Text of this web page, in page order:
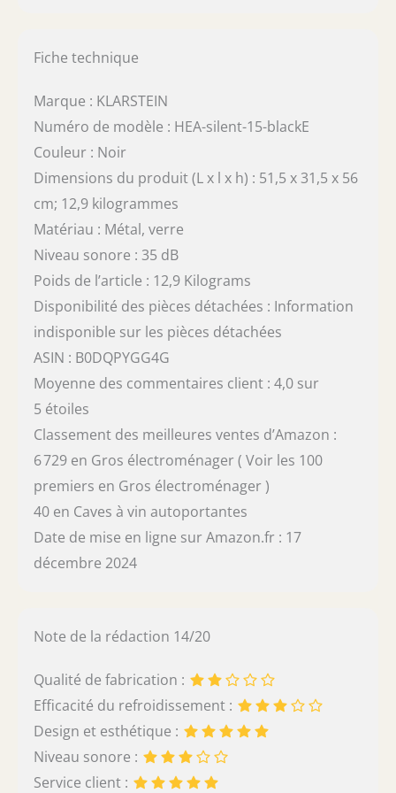
Fiche technique
Marque : KLARSTEIN
Numéro de modèle : HEA-silent-15-blackE
Couleur : Noir
Dimensions du produit (L x l x h) : 51,5 x 31,5 x 56
cm; 12,9 kilogrammes
Matériau : Métal, verre
Niveau sonore : 35 dB
Poids de l’article : 12,9 Kilograms
Disponibilité des pièces détachées : Information
indisponible sur les pièces détachées
ASIN : B0DQPYGG4G
Moyenne des commentaires client : 4,0 sur
5 étoiles
Classement des meilleures ventes d’Amazon :
6 729 en Gros électroménager ( Voir les 100
premiers en Gros électroménager )
40 en Caves à vin autoportantes
Date de mise en ligne sur Amazon.fr : 17
décembre 2024
Note de la rédaction 14/20
Qualité de fabrication :
Efficacité du refroidissement :
Design et esthétique :
Niveau sonore :
Service client :